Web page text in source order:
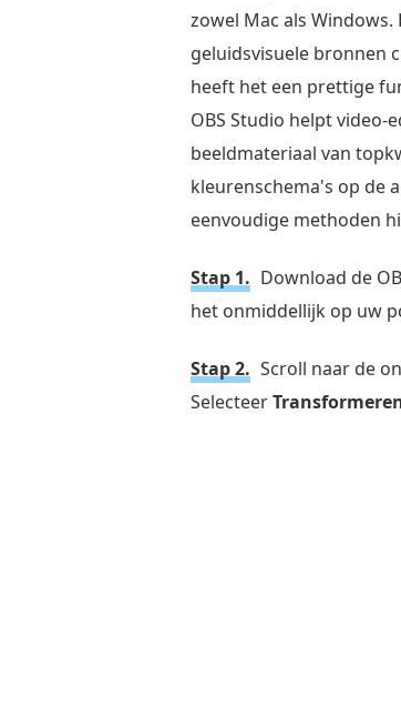
zowel Mac als
geluidsvisuele bronnen
heeft het een prettige
OBS Studio helpt
beeldmateriaal van
kleurenschema's op de
eenvoudige methoden
Stap 1. Download de
het onmiddellijk op uw
Stap 2. Scroll naar de
Selecteer